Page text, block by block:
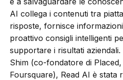
AI collega i contenuti tra
risposte, fornisce
proattivo consigli intelligenti
supportare i risultati
Shim (co-fondatore di
Foursquare), Read AI è stata